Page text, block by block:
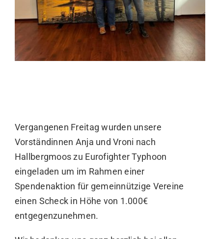
Vergangenen Freitag wurden unsere
Vorständinnen Anja und Vroni nach
Hallbergmoos zu Eurofighter Typhoon
eingeladen um im Rahmen einer
Spendenaktion für gemeinnützige Vereine
einen Scheck in Höhe von 1.000€
entgegenzunehmen.